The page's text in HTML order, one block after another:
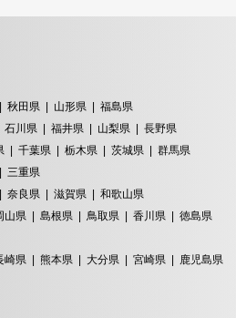
秋田県 山形県
福島県
石川県 福井県 山梨県
長野県
千葉県 栃木県 茨城県
群馬県
三重県
奈良県 滋賀県
和歌山県
山県 島根県 鳥取県 香川県
徳島県
崎県 熊本県 大分県 宮崎県
鹿児島県